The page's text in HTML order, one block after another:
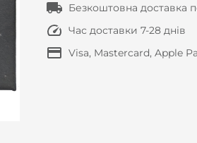
Безкоштовна доставка
Час доставки 7-28 днів
Visa, Mastercard, Apple